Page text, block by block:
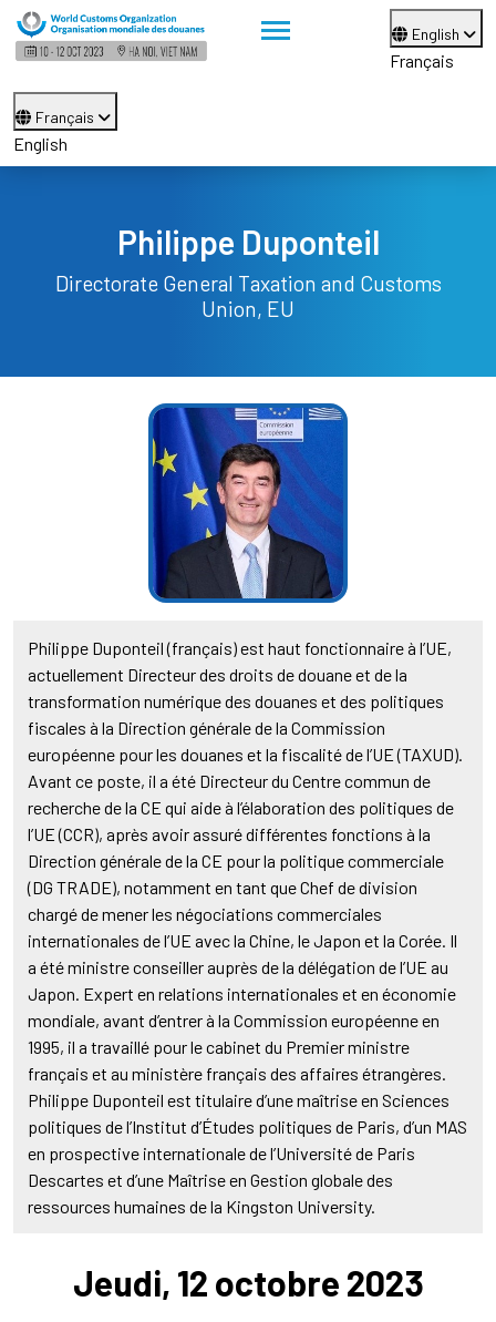
English
Français
Français
English
Philippe Duponteil
Directorate General Taxation and Customs
Union, EU
Philippe Duponteil (français) est haut fonctionnaire à l’UE,
actuellement Directeur des droits de douane et de la
transformation numérique des douanes et des politiques
fiscales à la Direction générale de la Commission
européenne pour les douanes et la fiscalité de l’UE (TAXUD).
Avant ce poste, il a été Directeur du Centre commun de
recherche de la CE qui aide à l’élaboration des politiques de
l’UE (CCR), après avoir assuré différentes fonctions à la
Direction générale de la CE pour la politique commerciale
(DG TRADE), notamment en tant que Chef de division
chargé de mener les négociations commerciales
internationales de l’UE avec la Chine, le Japon et la Corée. Il
a été ministre conseiller auprès de la délégation de l’UE au
Japon. Expert en relations internationales et en économie
mondiale, avant d’entrer à la Commission européenne en
1995, il a travaillé pour le cabinet du Premier ministre
français et au ministère français des affaires étrangères.
Philippe Duponteil est titulaire d’une maîtrise en Sciences
politiques de l’Institut d’Études politiques de Paris, d’un MAS
en prospective internationale de l’Université de Paris
Descartes et d’une Maîtrise en Gestion globale des
ressources humaines de la Kingston University.
Jeudi, 12 octobre 2023